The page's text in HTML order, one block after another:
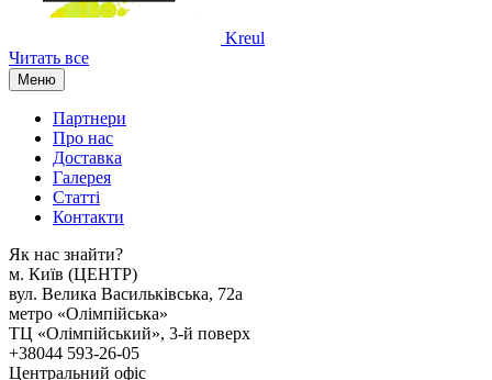
Kreul
Читать все
Меню
Партнери
Про нас
Доставка
Галерея
Статтi
Контакти
Як наc знайти?
м. Киïв (ЦЕНТР)
вул. Велика Васильківська, 72а
метро «Олімпійська»
ТЦ «Олімпійський», 3-й поверх
+38044 593-26-05
Центральний офіс